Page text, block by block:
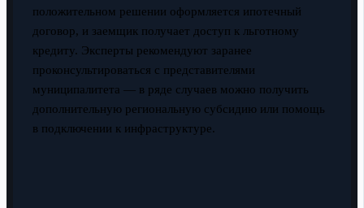
положительном решении оформляется ипотечный
договор, и заемщик получает доступ к льготному
кредиту. Эксперты рекомендуют заранее
проконсультироваться с представителями
муниципалитета — в ряде случаев можно получить
дополнительную региональную субсидию или помощь
в подключении к инфраструктуре.